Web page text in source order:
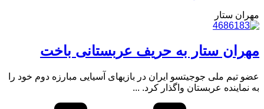
مهران ستار
مهران ستار به حریف عربستانی باخت
عضو تیم ملی جوجیتسو ایران در بازیهای آسیایی مبارزه دوم خود را
به نماینده عربستان واگذار کرد. ...